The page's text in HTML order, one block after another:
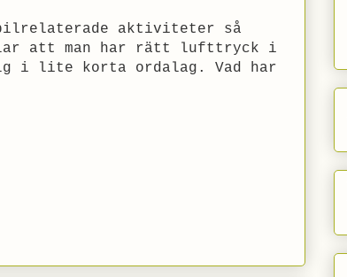
aktiviteter så
att man har rätt lufttryck i
i lite korta ordalag. Vad har